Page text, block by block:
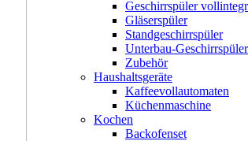
Geschirrspüler
Gläserspüler
Standgeschirrspüler
Unterbau-Geschirrspüler
Zubehör
Haushaltsgeräte
Kaffeevollautomaten
Küchenmaschine
Kochen
Backofenset